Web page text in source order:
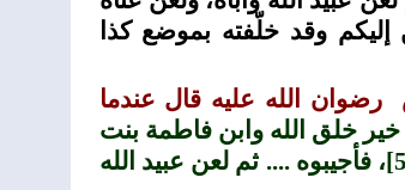
وقد خلّفته بموضع كذا
الله عليه قال عندما
خلق الله وابن فاطمة بنت
، فأجيبوه .... ثم لعن عبيد الله